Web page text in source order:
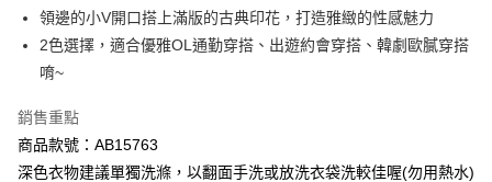
每筆NT$60，滿NT$1,000(含以上)免運費
7-11取貨付款
每筆NT$60，滿NT$1,000(含以上)免運費
付款後7-11取貨
每筆NT$60，滿NT$1,000(含以上)免運費
領邊的小V開口搭上滿版的古典印花，打造雅緻的性感魅力
2色選擇，適合優雅OL通勤穿搭、出遊約會穿搭、韓劇歐膩穿搭
唷~
銷售重點
商品款號：AB15763
深色衣物建議單獨洗滌，以翻面手洗或放洗衣袋洗較佳喔(勿用熱水)